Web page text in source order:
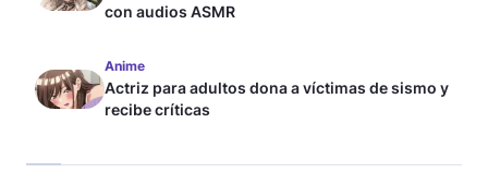
con audios ASMR
Anime
Actriz para adultos dona a víctimas de sismo y
recibe críticas